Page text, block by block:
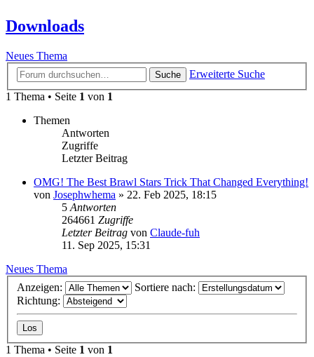
Downloads
Neues Thema
Suche
Erweiterte Suche
1 Thema • Seite 1 von 1
Themen
Antworten
Zugriffe
Letzter Beitrag
OMG! The Best Brawl Stars Trick That Changed Everything!
von Josephwhema » 22. Feb 2025, 18:15
5Antworten
264661 Zugriffe
Letzter Beitrag von Claude-fuh
11. Sep 2025, 15:31
Neues Thema
Anzeigen:
Sortiere nach:
Richtung:
1 Thema • Seite 1 von 1